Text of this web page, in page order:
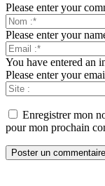
Please enter your
Please enter your
You have entered an
Please enter your
Enregistrer mon
pour mon prochain